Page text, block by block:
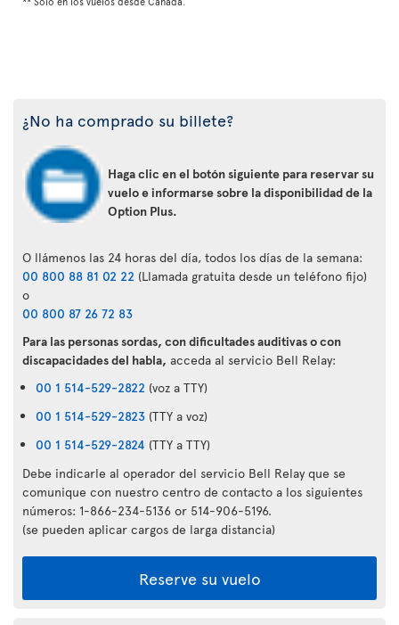
¿No ha comprado su billete?
Haga clic en el botón siguiente para reservar su
vuelo e informarse sobre la disponibilidad de la
Option Plus.
O llámenos las 24 horas del día, todos los días de la semana:
00 800 88 81 02 22 (Llamada gratuita desde un teléfono fijo)
o
00 800 87 26 72 83
Para las personas sordas, con dificultades auditivas o con
discapacidades del habla, acceda al servicio Bell Relay:
00 1 514-529-2822 (voz a TTY)
00 1 514-529-2823 (TTY a voz)
00 1 514-529-2824 (TTY a TTY)
Debe indicarle al operador del servicio Bell Relay que se
comunique con nuestro centro de contacto a los siguientes
números: 1-866-234-5136 or 514-906-5196.
(se pueden aplicar cargos de larga distancia)
Reserve su vuelo